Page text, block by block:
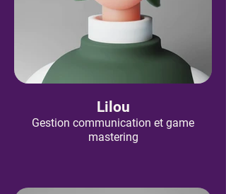
Lilou
Gestion communication et game
mastering